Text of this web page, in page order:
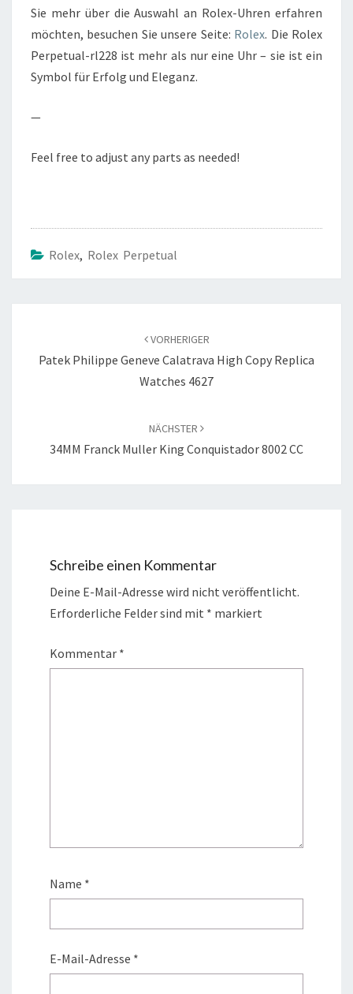
Sie mehr über die Auswahl an Rolex-Uhren erfahren
möchten, besuchen Sie unsere Seite: Rolex. Die Rolex
Perpetual-rl228 ist mehr als nur eine Uhr – sie ist ein
Symbol für Erfolg und Eleganz.
—
Feel free to adjust any parts as needed!
Rolex, Rolex Perpetual
VORHERIGER
Patek Philippe Geneve Calatrava High Copy Replica
Watches 4627
NÄCHSTER
34MM Franck Muller King Conquistador 8002 CC
Schreibe einen Kommentar
Deine E-Mail-Adresse wird nicht veröffentlicht.
Erforderliche Felder sind mit * markiert
Kommentar *
Name *
E-Mail-Adresse *